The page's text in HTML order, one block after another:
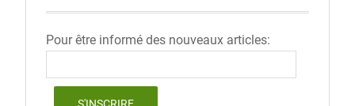
Pour être informé des nouveaux articles: